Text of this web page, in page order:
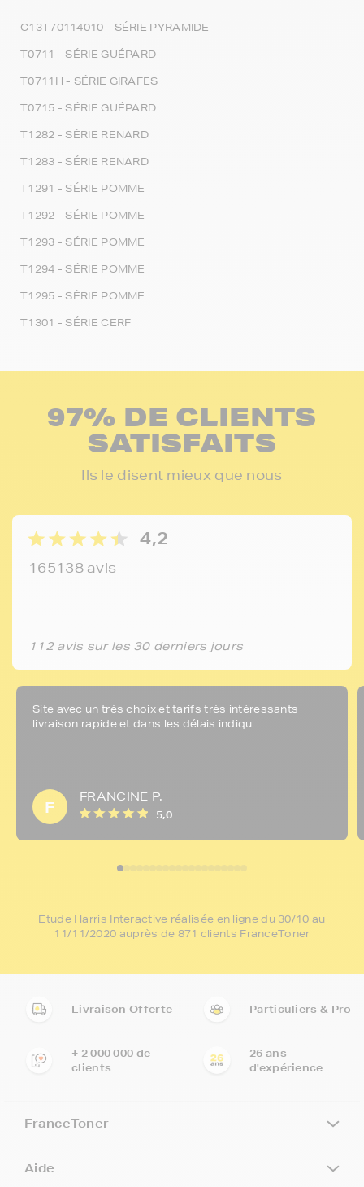
C13T70114010 - SÉRIE PYRAMIDE
T0711 - SÉRIE GUÉPARD
T0711H - SÉRIE GIRAFES
T0715 - SÉRIE GUÉPARD
T1282 - SÉRIE RENARD
T1283 - SÉRIE RENARD
T1291 - SÉRIE POMME
T1292 - SÉRIE POMME
T1293 - SÉRIE POMME
T1294 - SÉRIE POMME
T1295 - SÉRIE POMME
T1301 - SÉRIE CERF
97% DE CLIENTS
SATISFAITS
Ils le disent mieux que nous
4,2
165138 avis
112 avis sur les 30 derniers jours
Site avec un très choix et tarifs très intéressants
livraison rapide et dans les délais indiqu...
F
FRANCINE P.
5,0
Etude Harris Interactive réalisée en ligne du 30/10 au
11/11/2020 auprès de 871 clients FranceToner
Livraison Offerte Particuliers & Pro
+ 2 000 000 de
clients
26 ans
d'expérience
FranceToner
Aide